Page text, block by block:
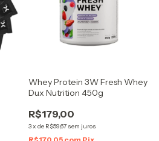
Whey Protein 3W Fresh Whey
Dux Nutrition 450g
R$179,00
3x de R$59,67 sem juros